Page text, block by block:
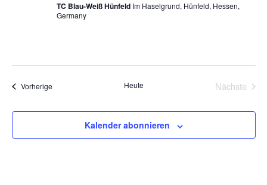
TC Blau-Weiß Hünfeld Im Haselgrund, Hünfeld, Hessen,
Germany
VorherigeVeranstaltungen Heute
Nächste
Kalender abonnieren